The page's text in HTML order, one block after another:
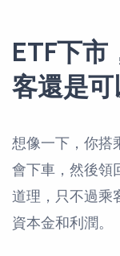
ETF下市
客還是可
想像一下，你搭
會下車，然後領
道理，只不過乘
資本金和利潤。